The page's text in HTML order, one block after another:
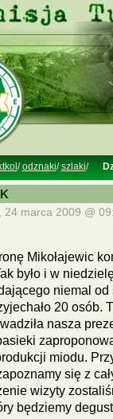
/odznaki/szlaki/
24 marca 2009 @
Mikołajewic
było i w
niemal
20 osób.
nasza
miodu.
się z
wizyty
będziemy